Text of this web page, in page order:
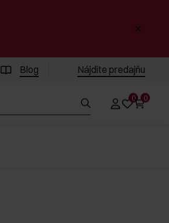
Blog Nájdite predajňu
0 0